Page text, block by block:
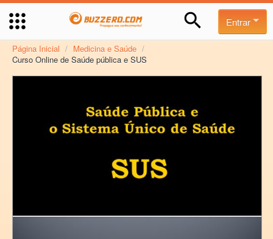
Entrar
Página Inicial / Medicina e Saúde /
Curso Online de Saúde pública e SUS